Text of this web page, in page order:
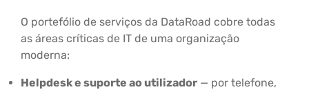
O portefólio de serviços da DataRoad cobre todas
as áreas críticas de IT de uma organização
moderna:
Helpdesk e suporte ao utilizador — por telefone,